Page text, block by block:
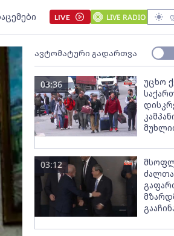
LIVE LIVE RADIO
ავტომატური გადართვა
უცხო
03:36
ძალთა
03:12